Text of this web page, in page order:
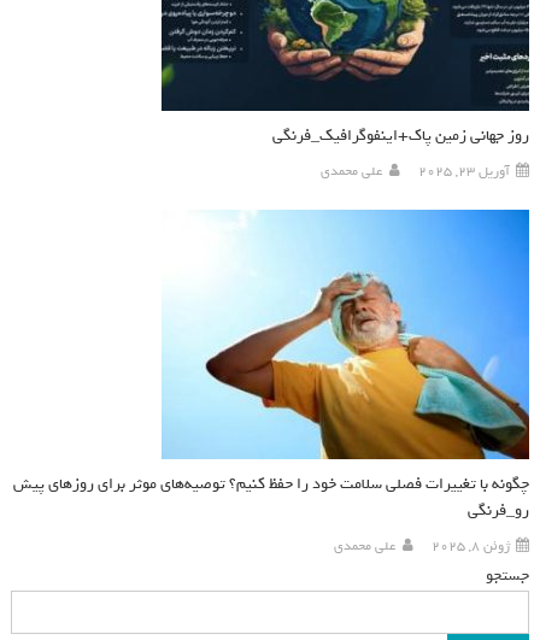
روز جهانی زمین پاک+اینفوگرافیک_فرنگی
آوریل 23, 2025 علی محمدی
چگونه با تغییرات فصلی سلامت خود را حفظ کنیم؟ توصیه‌های موثر برای روزهای پیش
رو_فرنگی
ژوئن 8, 2025 علی محمدی
جستجو